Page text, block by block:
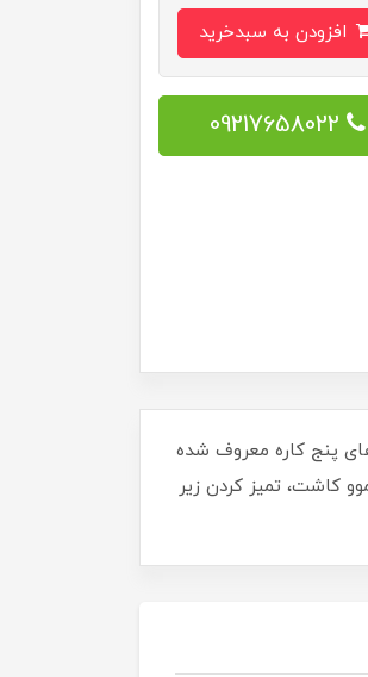
09217658022
پنج کاره معروف شده
کاشت، تمیز کردن زیر